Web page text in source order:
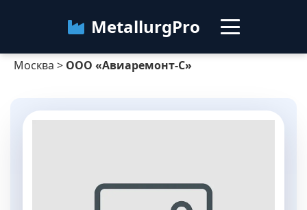
MetallurgPro
Москва
Категории
Контакты
Москва > ООО «Авиаремонт-С»